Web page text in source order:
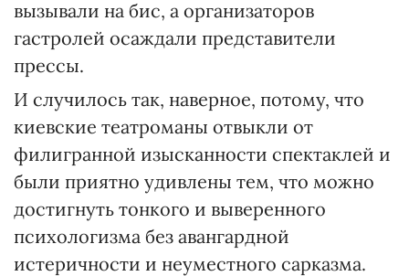
вызывали на бис, а организаторов
гастролей осаждали представители
прессы.
И случилось так, наверное, потому, что
киевские театроманы отвыкли от
филигранной изысканности спектаклей и
были приятно удивлены тем, что можно
достигнуть тонкого и выверенного
психологизма без авангардной
истеричности и неуместного сарказма.